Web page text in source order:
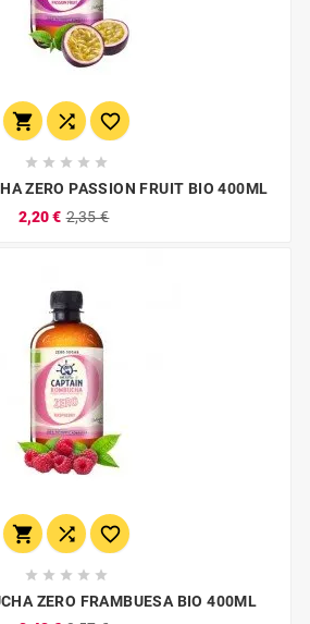
  
    
ZERO PASSION FRUIT BIO 400ML
2,20 € 2,35 €
  
    
ZERO FRAMBUESA BIO 400ML